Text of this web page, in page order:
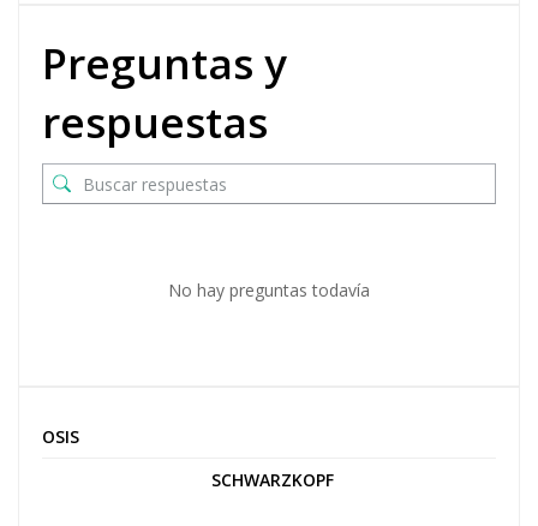
Preguntas y
respuestas
No hay preguntas todavía
OSIS
SCHWARZKOPF